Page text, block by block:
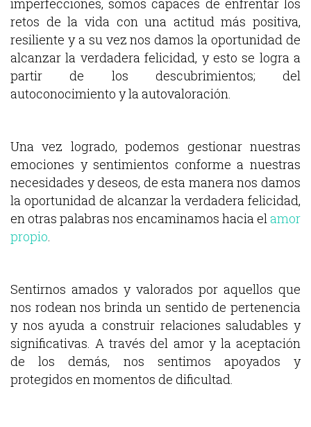
imperfecciones, somos capaces de enfrentar los
retos de la vida con una actitud más positiva,
resiliente y a su vez nos damos la oportunidad de
alcanzar la verdadera felicidad, y esto se logra a
partir de los descubrimientos; del
autoconocimiento y la autovaloración.
Una vez logrado, podemos gestionar nuestras
emociones y sentimientos conforme a nuestras
necesidades y deseos, de esta manera nos damos
la oportunidad de alcanzar la verdadera felicidad,
en otras palabras nos encaminamos hacia elamor
propio.
Sentirnos amados y valorados por aquellos que
nos rodean nos brinda un sentido de pertenencia
y nos ayuda a construir relaciones saludables y
significativas. A través del amor y la aceptación
de los demás, nos sentimos apoyados y
protegidos en momentos de dificultad.